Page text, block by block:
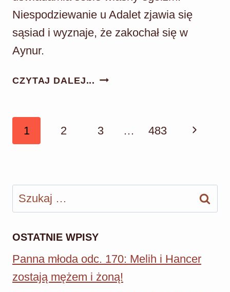
Niespodziewanie u Adalet zjawia się
sąsiad i wyznaje, że zakochał się w
Aynur.
CZYTAJ DALEJ... DZIEDZICTWO
ZYSKUJE
Nawigacja
strony
1 2 3 … 483
Szukaj:
OSTATNIE WPISY
Panna młoda odc. 170: Melih i Hancer
zostają mężem i żoną!